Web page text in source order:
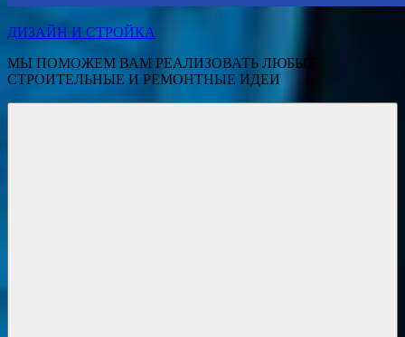
ДИЗАЙН И СТРОЙКА
МЫ ПОМОЖЕМ ВАМ РЕАЛИЗОВАТЬ ЛЮБЫЕ
СТРОИТЕЛЬНЫЕ И РЕМОНТНЫЕ ИДЕИ